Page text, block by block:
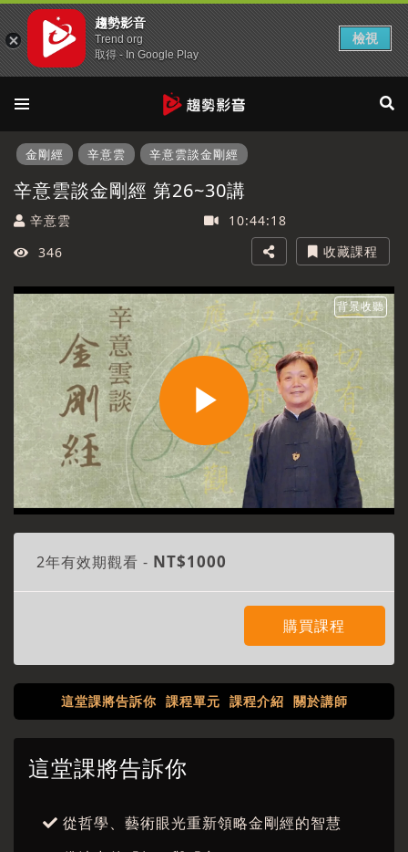
金剛經 辛意雲 辛意雲談金剛經
辛意雲談金剛經 第26~30講
辛意雲
10:44:18
346
收藏課程
背景收聽
Play
Video
2年有效期觀看 - NT$1000
購買課程
這堂課將告訴你 課程單元 課程介紹 關於講師
這堂課將告訴你
從哲學、藝術眼光重新領略金剛經的智慧
趨勢影音
Trend org
取得 - In Google Play
檢視